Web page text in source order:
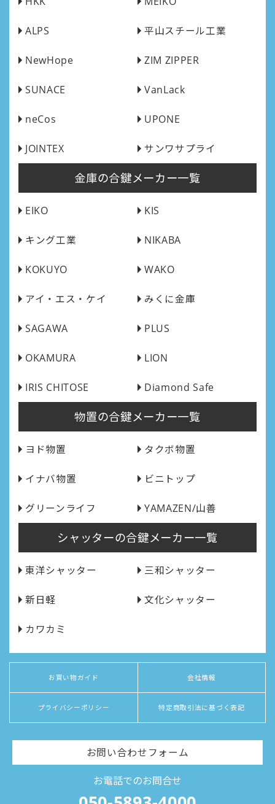
ALPS 平山スチール工業
NewHope ZIM ZIPPER
SUNACE VanLack
neCos UPONE
JOINTEX サンワサプライ
金庫の合鍵メーカー一覧
EIKO KIS
キング工業 NIKABA
KOKUYO WAKO
アイ・エス・ケイ みくに金庫
SAGAWA PLUS
OKAMURA LION
IRIS CHITOSE Diamond Safe
物置の合鍵メーカー一覧
ヨド物置 タクボ物置
イナバ物置 ビニトップ
グリーンライフ YAMAZEN/山善
シャッターの合鍵メーカー一覧
東洋シャッター 三和シャッター
新日軽 文化シャッター
カワカミ
お買い物ガイド 会社情報
プライバシーポリシー 特定商取引法に基づく表記
お問い合わせフォーム
お電話でのお問合せ